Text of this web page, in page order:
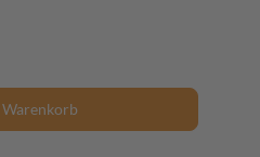
Warenkorb